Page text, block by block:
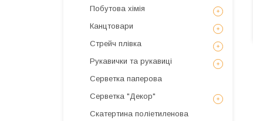
Побутова хімія
Канцтовари
Стрейч плівка
Рукавички та рукавиці
Серветка паперова
Серветка "Декор"
Скатертина поліетиленова